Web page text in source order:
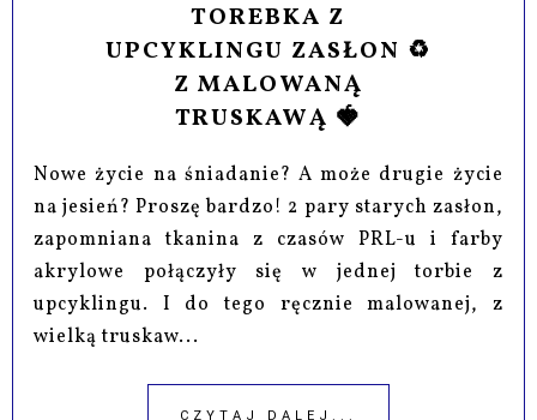
TOREBKA Z
UPCYKLINGU ZASŁON ♻️
Z MALOWANĄ
TRUSKAWĄ 🍓
Nowe życie na śniadanie? A może drugie życie
na jesień? Proszę bardzo! 2 pary starych zasłon,
zapomniana tkanina z czasów PRL-u i farby
akrylowe połączyły się w jednej torbie z
upcyklingu. I do tego ręcznie malowanej, z
wielką truskaw...
CZYTAJ DALEJ...